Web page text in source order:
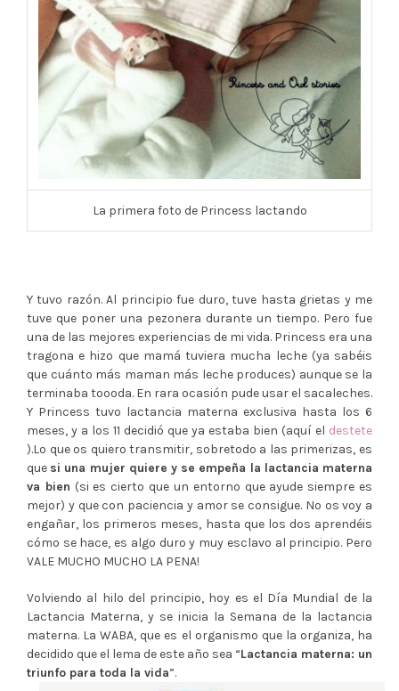
La primera foto de Princess lactando
Y tuvo razón. Al principio fue duro, tuve hasta grietas y me
tuve que poner una pezonera durante un tiempo. Pero fue
una de las mejores experiencias de mi vida. Princess era una
tragona e hizo que mamá tuviera mucha leche (ya sabéis
que cuánto más maman más leche produces) aunque se la
terminaba toooda. En rara ocasión pude usar el sacaleches.
Y Princess tuvo lactancia materna exclusiva hasta los 6
meses, y a los 11 decidió que ya estaba bien (aquí el destete
).Lo que os quiero transmitir, sobretodo a las primerizas, es
que si una mujer quiere y se empeña la lactancia materna
va bien (si es cierto que un entorno que ayude siempre es
mejor) y que con paciencia y amor se consigue. No os voy a
engañar, los primeros meses, hasta que los dos aprendéis
cómo se hace, es algo duro y muy esclavo al principio. Pero
VALE MUCHO MUCHO LA PENA!
Volviendo al hilo del principio, hoy es el Día Mundial de la
Lactancia Materna, y se inicia la Semana de la lactancia
materna. La WABA, que es el organismo que la organiza, ha
decidido que el lema de este año sea “Lactancia materna: un
triunfo para toda la vida”.